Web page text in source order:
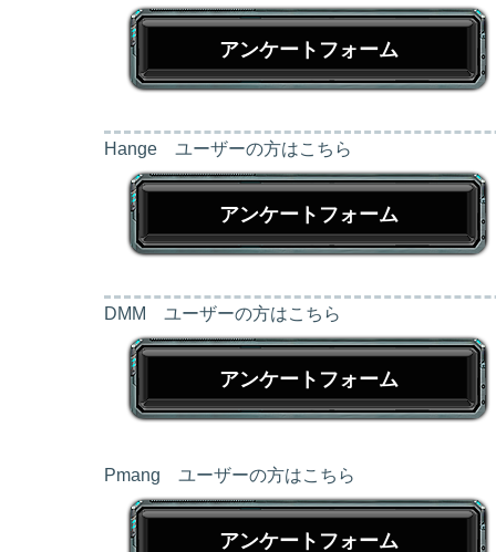
アンケートフォーム
Hange ユーザーの方はこちら
アンケートフォーム
DMM ユーザーの方はこちら
アンケートフォーム
Pmang ユーザーの方はこちら
アンケートフォーム